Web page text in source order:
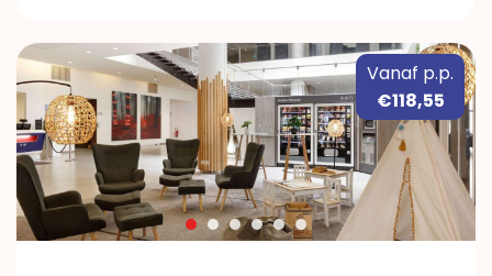
Vanaf p.p.
€118,55